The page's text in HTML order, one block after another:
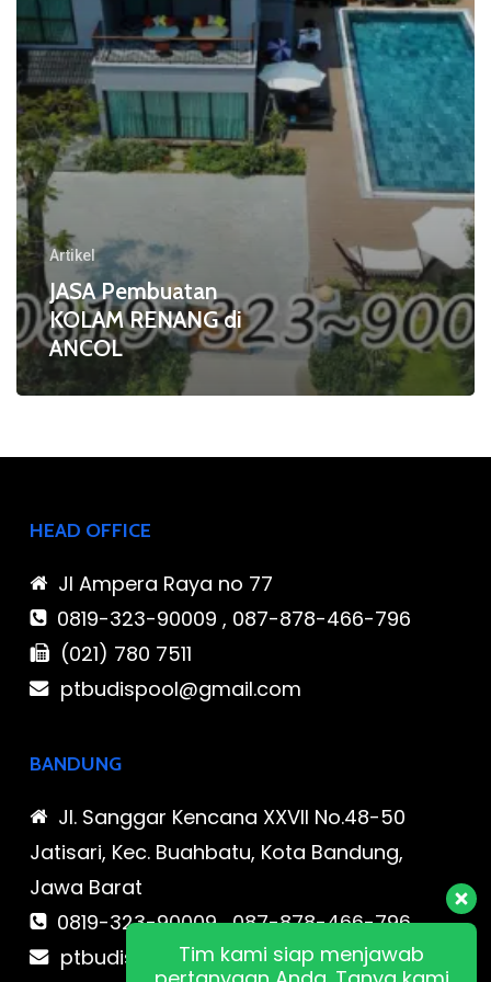
Artikel
JASA Pembuatan
KOLAM RENANG di
ANCOL
HEAD OFFICE
Jl Ampera Raya no 77
0819-323-90009 , 087-878-466-796
(021) 780 7511
ptbudispool@gmail.com
BANDUNG
Jl. Sanggar Kencana XXVII No.48-50
Jatisari, Kec. Buahbatu, Kota Bandung,
Jawa Barat
0819-323-90009 , 087-878-466-796
ptbudispool@gmail.comTim kami siap menjawab